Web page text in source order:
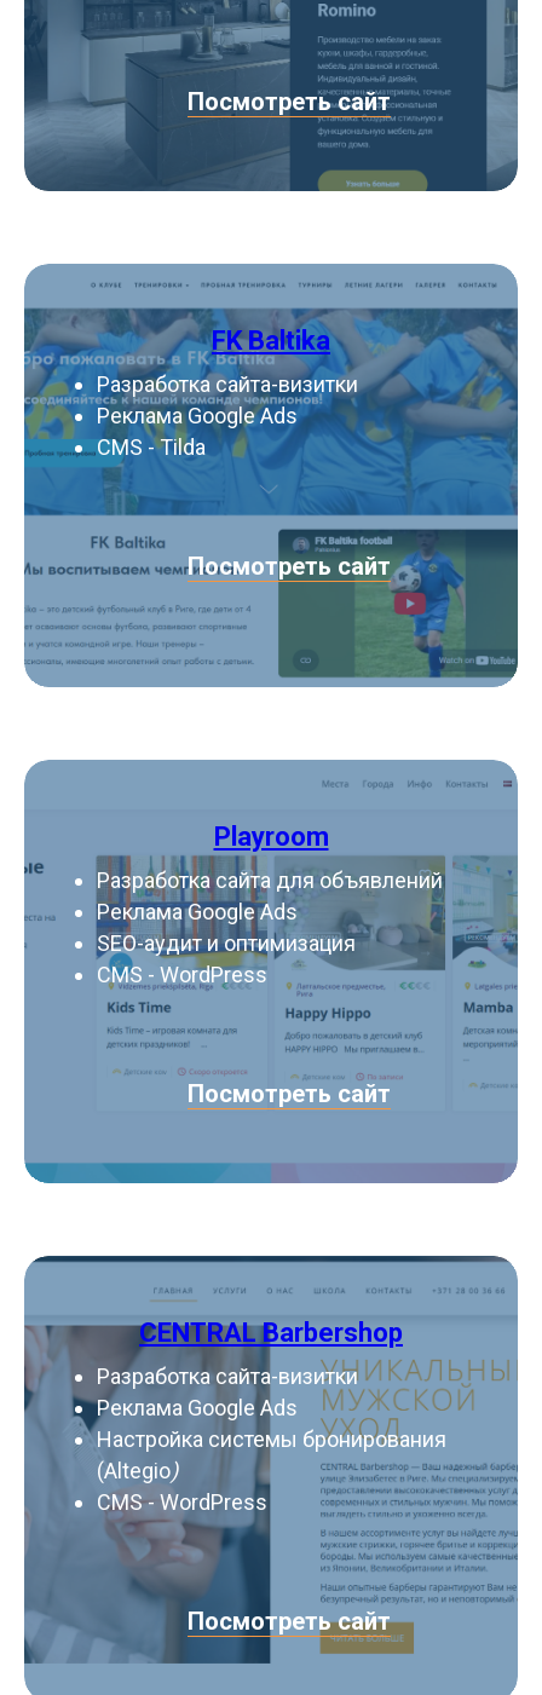
Посмотреть сайт
FK Baltika
Разработка сайта-визитки
Реклама Google Ads
CMS - Tilda
Посмотреть сайт
Playroom
Разработка сайта для объявлений
Реклама Google Ads
SEO-аудит и оптимизация
CMS - WordPress
Посмотреть сайт
CENTRAL Barbershop
Разработка сайта-визитки
Реклама Google Ads
Настройка системы бронирования
(Altegio)
CMS - WordPress
Посмотреть сайт